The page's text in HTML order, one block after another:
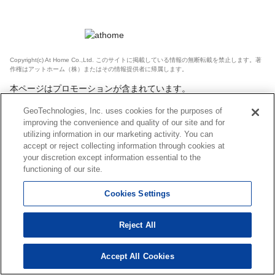
Copyright(c) At Home Co.,Ltd. このサイトに掲載している情報の無断転載を禁止します。著
作権はアットホーム（株）またはその情報提供者に帰属します。
本ページはプロモーションが含まれています。
GeoTechnologies, Inc. uses cookies for the purposes of
improving the convenience and quality of our site and for
utilizing information in our marketing activity. You can
accept or reject collecting information through cookies at
your discretion except information essential to the
functioning of our site.
Cookies Settings
Reject All
Accept All Cookies